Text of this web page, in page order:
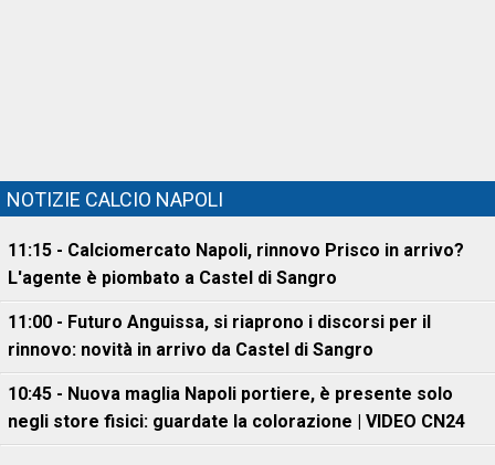
NOTIZIE CALCIO NAPOLI
11:15 - Calciomercato Napoli, rinnovo Prisco in arrivo?
L'agente è piombato a Castel di Sangro
11:00 - Futuro Anguissa, si riaprono i discorsi per il
rinnovo: novità in arrivo da Castel di Sangro
10:45 - Nuova maglia Napoli portiere, è presente solo
negli store fisici: guardate la colorazione | VIDEO CN24